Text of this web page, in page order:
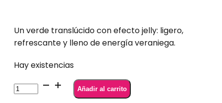
Un verde translúcido con efecto jelly: ligero,
refrescante y lleno de energía veraniega.
Hay existencias
SEMILAC
984
Añadir al carrito